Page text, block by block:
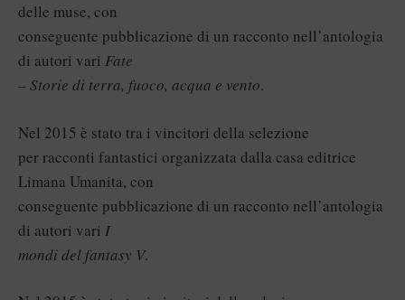
delle muse, con
conseguente pubblicazione di un racconto nell’antologia
di autori vari Fate
– Storie di terra, fuoco, acqua e vento.
Nel 2015 è stato tra i vincitori della selezione
per racconti fantastici organizzata dalla casa editrice
Limana Umanita, con
conseguente pubblicazione di un racconto nell’antologia
di autori vari I
mondi del fantasy V.